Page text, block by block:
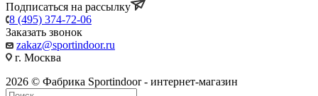
Подписаться на рассылку
8 (495) 374-72-06
Заказать звонок
zakaz@sportindoor.ru
г. Москва
2026 © Фабрика Sportindoor - интернет-магазин